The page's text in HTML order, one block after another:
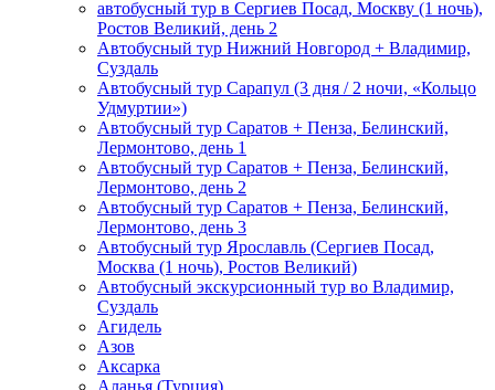
автобусный тур в Сергиев Посад, Москву (1 ночь),
Ростов Великий, день 2
Автобусный тур Нижний Новгород + Владимир,
Суздаль
Автобусный тур Сарапул (3 дня / 2 ночи, «Кольцо
Удмуртии»)
Автобусный тур Саратов + Пенза, Белинский,
Лермонтово, день 1
Автобусный тур Саратов + Пенза, Белинский,
Лермонтово, день 2
Автобусный тур Саратов + Пенза, Белинский,
Лермонтово, день 3
Автобусный тур Ярославль (Сергиев Посад,
Москва (1 ночь), Ростов Великий)
Автобусный экскурсионный тур во Владимир,
Суздаль
Агидель
Азов
Аксарка
Аланья (Турция)